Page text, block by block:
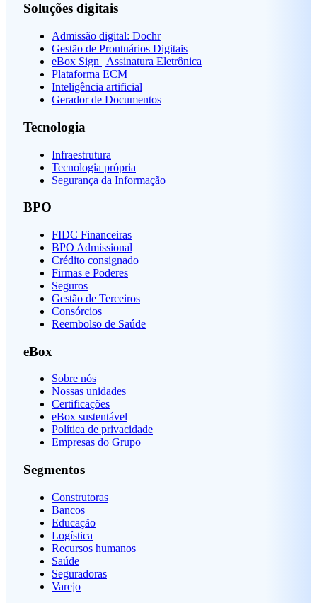
Soluções digitais
Admissão digital: Dochr
Gestão de Prontuários Digitais
eBox Sign | Assinatura Eletrônica
Plataforma ECM
Inteligência artificial
Gerador de Documentos
Tecnologia
Infraestrutura
Tecnologia própria
Segurança da Informação
BPO
FIDC Financeiras
BPO Admissional
Crédito consignado
Firmas e Poderes
Seguros
Gestão de Terceiros
Consórcios
Reembolso de Saúde
eBox
Sobre nós
Nossas unidades
Certificações
eBox sustentável
Política de privacidade
Empresas do Grupo
Segmentos
Construtoras
Bancos
Educação
Logística
Recursos humanos
Saúde
Seguradoras
Varejo